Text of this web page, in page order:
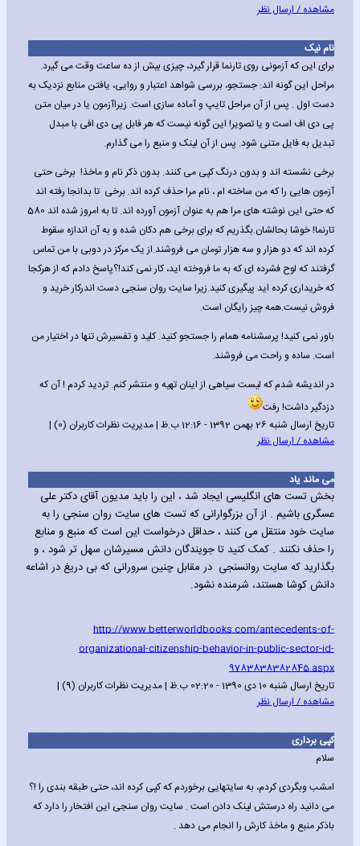
مشاهده / ارسال نظر
نام نیک
برای این که آزمونی روی تارنما قرار گیرد، چیزی بیش از ده ساعت وقت می گیرد.
مراحل این گونه اند: جستجو، بررسی شواهد اعتبار و روایی، یافتن منابع نزدیک به
دست اول . پس از آن مراحل تایپ و آماده سازی است. زیراآزمون یا در میان متن
پی دی اف است و یا تصویر! این گونه نیست که هر فابل پی دی افی با مبدل
تبدیل به فایل متنی شود. پس از آن لینک و منبع را می گذارم.
برخی نشسته اند و بدون درنگ کپی می کنند. بدون ذکر نام و ماخذ! برخی حتی
آزمون هایی را که من ساخته ام ، نام مرا حذف کرده اند. برخی تا بدانجا رفته اند
که حتی این نوشته های مرا هم به عنوان آزمون آورده اند. تا به امروز شده اند 580
تارنما! خوشا بحالشان.بگذریم که برای برخی هم دکان شده و به آن اندازه سقوط
کرده اند که دو هزار و سه هزار تومان می فروشند.از یک مرکز در دوبی با من تماس
گرفتند که لوح فشرده ای که به ما فروخته اید، کار نمی کند!؟پاسخ دادم که از هرکجا
که خریداری کرده اید پیگیری کنید.زیرا سایت روان سنجی دست اندرکار خرید و
فروش نیست.همه چیز رایگان است.
باور نمی کنید! پرسشنامه همام را جستجو کنید. کلید و تفسیرش تنها در اختیار من
است. ساده و راحت می فروشند.
در اندیشه شدم که لیست سیاهی از اینان تهیه و منتشر کنم. تردید کردم ! آن که
دزدگیر داشت! رفت
تاریخ ارسال شنبه 26 بهمن 1392 - 12:16 ب.ظ | مدیریت نظرات کاربران (0) |
مشاهده / ارسال نظر
می ماند یاد
بخش تست های انگلیسی ایجاد شد ، این را باید مدیون آقای دکتر علی
عسگری باشیم . از آن بزرگوارانی که تست های سایت روان سنجی را به
سایت خود منتقل می کنند ، حداقل درخواست این است که منبع و منابع
را حذف نکنند . کمک کنید تا جویندگان دانش مسیرشان سهل تر شود ، و
بگذارید که سایت روانسنجی در مقابل چنین سرورانی که بی دریغ در اشاعه
دانش کوشا هستند، شرمنده نشود.
http://www.betterworldbooks.com/antecedents-of-
organizational-citizenship-behavior-in-public-sector-id-
9783838382845.aspx
تاریخ ارسال شنبه 10 دی 1390 - 02:20 ب.ظ | مدیریت نظرات کاربران (9) |
مشاهده / ارسال نظر
کپی برداری
سلام
امشب وبگردی کردم، به سایتهایی برخوردم که کپی کرده اند، حتی طبقه بندی را !؟
می دانید راه درستش لینک دادن است . سایت روان سنجی این افتخار را دارد که
باذکر منبع و ماخذ کارش را انجام می دهد .